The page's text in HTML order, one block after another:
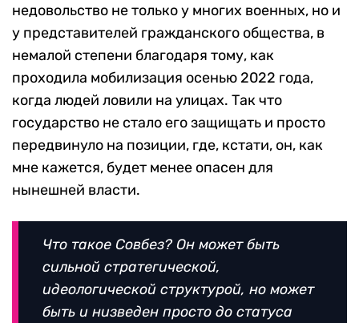
недовольство не только у многих военных, но и
у представителей гражданского общества, в
немалой степени благодаря тому, как
проходила мобилизация осенью 2022 года,
когда людей ловили на улицах. Так что
государство не стало его защищать и просто
передвинуло на позиции, где, кстати, он, как
мне кажется, будет менее опасен для
нынешней власти.
Что такое Совбез? Он может быть
сильной стратегической,
идеологической структурой, но может
быть и низведен просто до статуса